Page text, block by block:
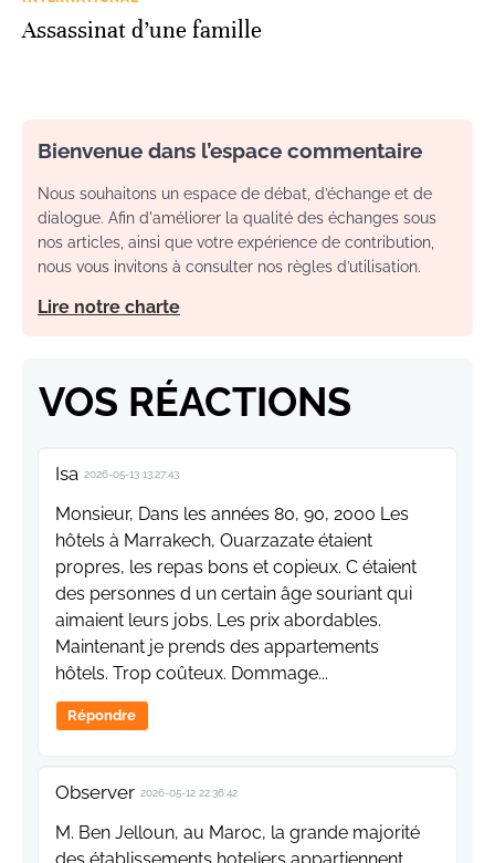
Assassinat d’une famille
Bienvenue dans l’espace commentaire
Nous souhaitons un espace de débat, d’échange et de
dialogue. Afin d'améliorer la qualité des échanges sous
nos articles, ainsi que votre expérience de contribution,
nous vous invitons à consulter nos règles d’utilisation.
Lire notre charte
VOS RÉACTIONS
Isa 2026-05-13 13:27:43
Monsieur, Dans les années 80, 90, 2000 Les
hôtels à Marrakech, Ouarzazate étaient
propres, les repas bons et copieux. C étaient
des personnes d un certain âge souriant qui
aimaient leurs jobs. Les prix abordables.
Maintenant je prends des appartements
hôtels. Trop coûteux. Dommage...
Répondre
Observer 2026-05-12 22:36:42
M. Ben Jelloun, au Maroc, la grande majorité